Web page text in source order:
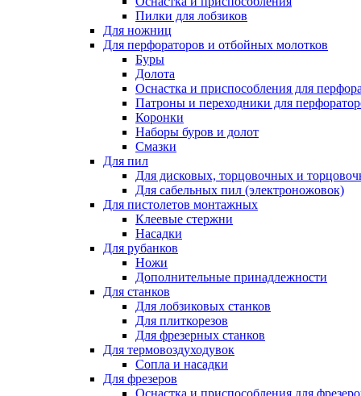
Пилки для лобзиков
Для ножниц
Для перфораторов и отбойных молотков
Буры
Долота
Оснастка и приспособления для
Патроны и переходники для
Коронки
Наборы буров и долот
Смазки
Для пил
Для дисковых, торцовочных и
Для сабельных пил (электроножовок)
Для пистолетов монтажных
Клеевые стержни
Насадки
Для рубанков
Ножи
Дополнительные принадлежности
Для станков
Для лобзиковых станков
Для плиткорезов
Для фрезерных станков
Для термовоздуходувок
Сопла и насадки
Для фрезеров
Оснастка и приспособления для